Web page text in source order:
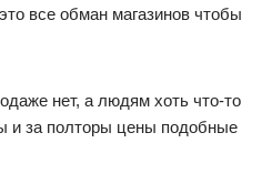
все обман магазинов чтобы
нет, а людям хоть что-то
и за полторы цены подобные